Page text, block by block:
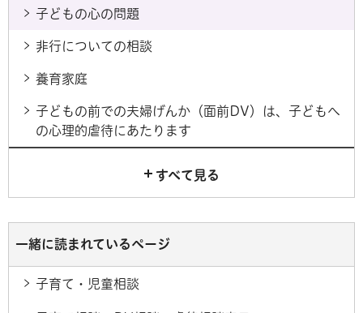
子どもの心の問題
非行についての相談
養育家庭
子どもの前での夫婦げんか（面前DV）は、子どもへ
の心理的虐待にあたります
すべて見る
一緒に読まれているページ
子育て・児童相談